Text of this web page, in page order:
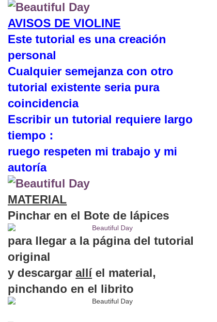
AVISOS DE VIOLINE
Este tutorial es una creación
personal
Cualquier semejanza con otro
tutorial existente seria pura
coincidencia
Escribir un tutorial requiere largo
tiempo :
ruego respeten mi trabajo y mi
autoría
MATERIAL
Pinchar en el Bote de lápices
para llegar a la página del tutorial
original
y descargar allíel material,
pinchando en el librito